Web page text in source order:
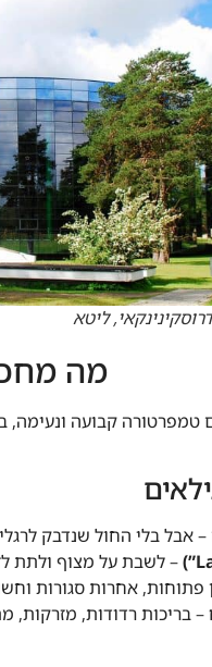
ליטא
מה
טמפרטורה קבועה ונעימה,
אבל בלי החול שנדבק
– לשבת על מצוף ולתת
פתוחות, אחרות סגורות
– בריכות רדודות, מזרקות,